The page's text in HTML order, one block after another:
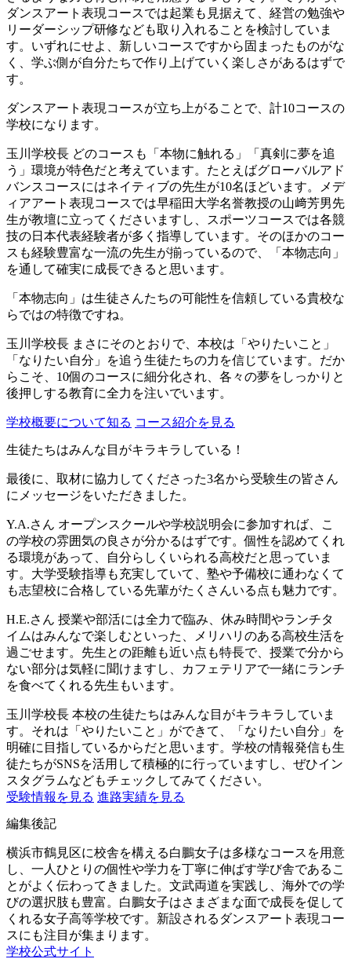
ダンスアート表現コースでは起業も見据えて、経営の勉強や
リーダーシップ研修なども取り入れることを検討していま
す。いずれにせよ、新しいコースですから固まったものがな
く、学ぶ側が自分たちで作り上げていく楽しさがあるはずで
す。
ダンスアート表現コースが立ち上がることで、計10コースの
学校になります。
玉川学校長 どのコースも「本物に触れる」「真剣に夢を追
う」環境が特色だと考えています。たとえばグローバルアド
バンスコースにはネイティブの先生が10名ほどいます。メデ
ィアアート表現コースでは早稲田大学名誉教授の山﨑芳男先
生が教壇に立ってくださいますし、スポーツコースでは各競
技の日本代表経験者が多く指導しています。そのほかのコー
スも経験豊富な一流の先生が揃っているので、「本物志向」
を通して確実に成長できると思います。
「本物志向」は生徒さんたちの可能性を信頼している貴校な
らではの特徴ですね。
玉川学校長 まさにそのとおりで、本校は「やりたいこと」
「なりたい自分」を追う生徒たちの力を信じています。だか
らこそ、10個のコースに細分化され、各々の夢をしっかりと
後押しする教育に全力を注いでいます。
学校概要について知る コース紹介を見る
生徒たちはみんな目がキラキラしている！
最後に、取材に協力してくださった3名から受験生の皆さん
にメッセージをいただきました。
Y.A.さん オープンスクールや学校説明会に参加すれば、こ
の学校の雰囲気の良さが分かるはずです。個性を認めてくれ
る環境があって、自分らしくいられる高校だと思っていま
す。大学受験指導も充実していて、塾や予備校に通わなくて
も志望校に合格している先輩がたくさんいる点も魅力です。
H.E.さん 授業や部活には全力で臨み、休み時間やランチタ
イムはみんなで楽しむといった、メリハリのある高校生活を
過ごせます。先生との距離も近い点も特長で、授業で分から
ない部分は気軽に聞けますし、カフェテリアで一緒にランチ
を食べてくれる先生もいます。
玉川学校長 本校の生徒たちはみんな目がキラキラしていま
す。それは「やりたいこと」ができて、「なりたい自分」を
明確に目指しているからだと思います。学校の情報発信も生
徒たちがSNSを活用して積極的に行っていますし、ぜひイン
スタグラムなどもチェックしてみてください。
受験情報を見る 進路実績を見る
編集後記
横浜市鶴見区に校舎を構える白鵬女子は多様なコースを用意
し、一人ひとりの個性や学力を丁寧に伸ばす学び舎であるこ
とがよく伝わってきました。文武両道を実践し、海外での学
びの選択肢も豊富。白鵬女子はさまざまな面で成長を促して
くれる女子高等学校です。新設されるダンスアート表現コー
スにも注目が集まります。
学校公式サイト